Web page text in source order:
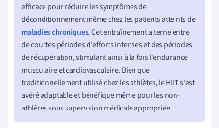
efficace pour réduire les symptômes de
déconditionnement même chez les patients atteints de
maladies chroniques. Cet entraînement alterne entre
de courtes périodes d'efforts intenses et des périodes
de récupération, stimulant ainsi à la fois l'endurance
musculaire et cardiovasculaire. Bien que
traditionnellement utilisé chez les athlètes, le HIIT s'est
avéré adaptable et bénéfique même pour les non-
athlètes sous supervision médicale appropriée.